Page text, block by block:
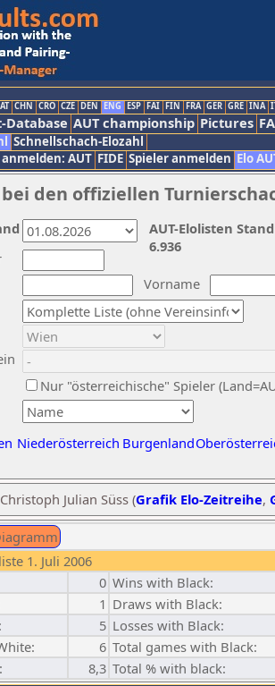
CHN CRO CZE DEN ENG ESP FAI FIN FRA GER GRE INA
Database AUT championship Pictures
Schnellschach-Elozahl
AUT FIDE Spieler anmelden Elo
den offiziellen
Vorname
Nur "österreichische" Spieler
Niederösterreich Burgenland
AUT-Elolisten
6.936
Julian Süss (Grafik Elo-Zeitreihe,
1. Juli 2006
0 Wins with Black:
1 Draws with Black:
5 Losses with Black:
6 Total games with Black:
8,3 Total % with black: